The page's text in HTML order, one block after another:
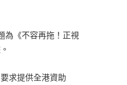
為《不容再拖！正視
求提供全港資助